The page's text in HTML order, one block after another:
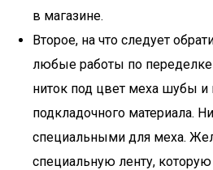
в магазине.
Второе, на что следует
любые работы по переделке
ниток под цвет меха шубы и
подкладочного материала.
специальными для меха.
специальную ленту,